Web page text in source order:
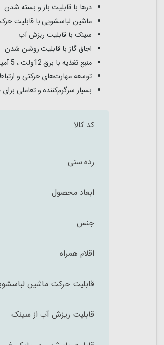
درها با قابلیت باز و بسته شدن
ماشین لباسشویی با قابلیت
سینک با قابلیت ریزش آب
اجاق گاز با قابلیت روشن شدن
منبع تغذیه با برق 12ولت ، 5 آمپر
توسعه مهارت‌های حرکتی و
بسیار سرگرم‌کننده و تعاملی
کد کالا
رده سنی
ابعاد محصول
جنس
اقلام همراه
قابلیت حرکت ماشین
قابلیت ریزش آب از سینک